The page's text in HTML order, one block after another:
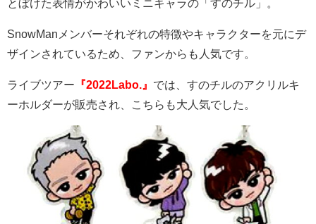
とぼけた表情がかわいいミニキャラの「すのチル」。
SnowMan メンバーそれぞれの特徴やキャラクターを元にデ
ザインされているため、ファンからも人気です。
ライブツアー 『2022Labo.』 では、すのチルのアクリルキ
ーホルダーが販売され、こちらも大人気でした。